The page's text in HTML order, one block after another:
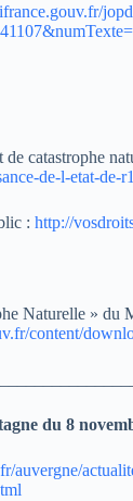
de catastrophe
de-l-etat-de-
: http://
Naturelle » du
content/
du 8
auvergne/